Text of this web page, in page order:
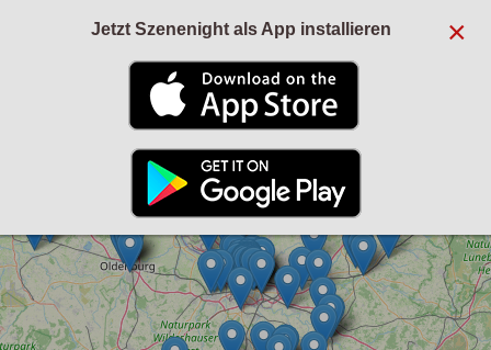
×
Jetzt Szenenight als App installieren